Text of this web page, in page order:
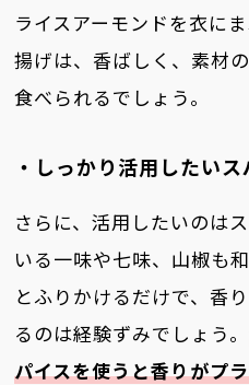
ライスアーモンドを衣に
揚げは、香ばしく、素材
食べられるでしょう。
・しっかり活用したいス
さらに、活用したいのは
いる一味や七味、山椒も
とふりかけるだけで、香
るのは経験ずみでしょう。
パイスを使うと香りがプ